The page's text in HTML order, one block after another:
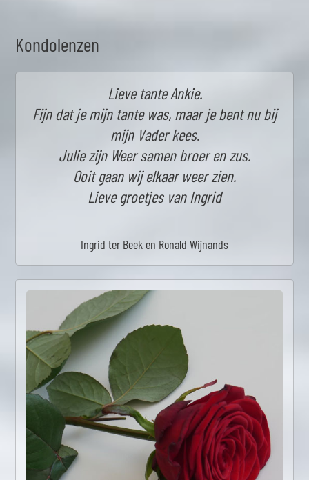
Kondolenzen
Lieve tante Ankie.
Fijn dat je mijn tante was, maar je bent nu bij
mijn Vader kees.
Julie zijn Weer samen broer en zus.
Ooit gaan wij elkaar weer zien.
Lieve groetjes van Ingrid
Ingrid ter Beek en Ronald Wijnands